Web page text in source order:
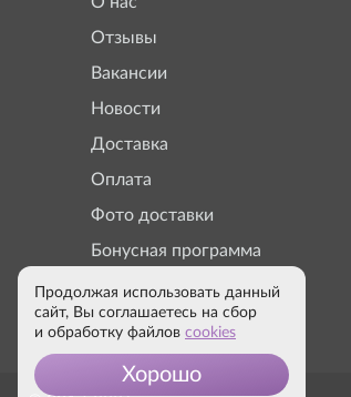
Отзывы
Вакансии
Новости
Доставка
Оплата
Фото доставки
Бонусная программа
Продолжая использовать данный
сайт, Вы соглашаетесь на сбор
и обработку файлов cookies
Хорошо